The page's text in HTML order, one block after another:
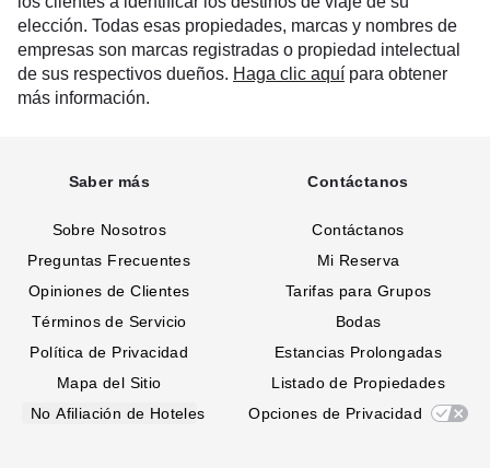
elección. Todas esas propiedades, marcas y nombres de
empresas son marcas registradas o propiedad intelectual
de sus respectivos dueños. Haga clic aquí para obtener
más información.
Saber más
Sobre Nosotros
Preguntas Frecuentes
Opiniones de Clientes
Términos de Servicio
Política de Privacidad
Mapa del Sitio
No Afiliación de Hoteles
Contáctanos
Contáctanos
Mi Reserva
Tarifas para Grupos
Bodas
Estancias Prolongadas
Listado de Propiedades
Opciones de Privacidad